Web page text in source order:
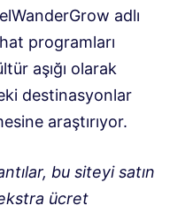
adlı
programları
aşığı olarak
destinasyonlar
araştırıyor.
bu siteyi satın
ücret